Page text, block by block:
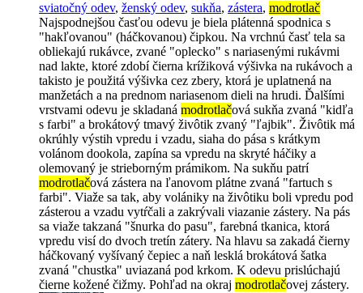
sviatočný odev, ženský odev, sukňa, zástera, modrotlač
Najspodnejšou časťou odevu je biela plátenná spodnica s
"hakľovanou" (háčkovanou) čipkou. Na vrchnú časť tela sa
obliekajú rukávce, zvané "oplecko" s nariasenými rukávmi
nad lakte, ktoré zdobí čierna krížiková výšivka na rukávoch a
takisto je použitá výšivka cez zbery, ktorá je uplatnená na
manžetách a na prednom nariasenom dieli na hrudi. Ďalšími
vrstvami odevu je skladaná modrotlačová sukňa zvaná "kidľa
s farbi" a brokátový tmavý živôtik zvaný "ľajbik". Živôtik má
okrúhly výstih vpredu i vzadu, siaha do pása s krátkym
volánom dookola, zapína sa vpredu na skryté háčiky a
olemovaný je strieborným prámikom. Na sukňu patrí
modrotlačová zástera na ľanovom plátne zvaná "fartuch s
farbi". Viaže sa tak, aby volániky na živôtiku boli vpredu pod
zásterou a vzadu vytŕčali a zakrývali viazanie zástery. Na pás
sa viaže takzaná "šnurka do pasu", farebná tkanica, ktorá
vpredu visí do dvoch tretín zátery. Na hlavu sa zakadá čierny
háčkovaný vyšívaný čepiec a naň lesklá brokátová šatka
zvaná "chustka" uviazaná pod krkom. K odevu prislúchajú
čierne kožené čižmy. Pohľad na okraj modrotlačovej zástery.